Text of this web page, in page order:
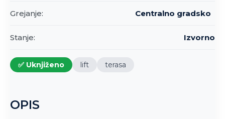
Grejanje: Centralno gradsko
Stanje: Izvorno
✅ Uknjiženo lift terasa
OPIS